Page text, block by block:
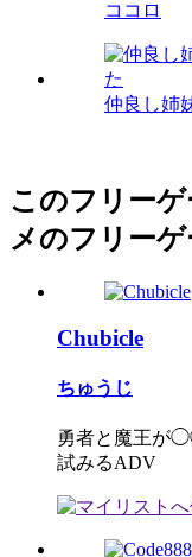
ココロ
仲良し姉
このフリー
メのフリーゲ
Chubicle
ちゅうじ
勇者と魔王が
試みるADV